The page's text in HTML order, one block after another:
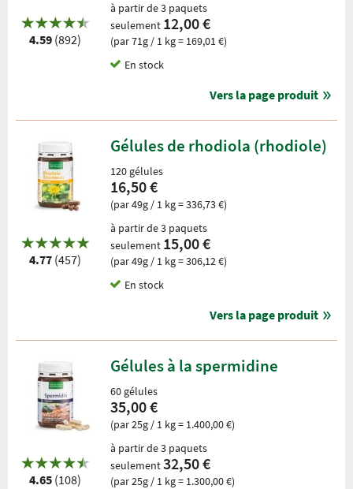
4.59 (892)
à partir de 3 paquets
seulement 12,00 €
(par 71g / 1 kg = 169,01 €)
En stock
Vers la page produit
4.77 (457)
Gélules de rhodiola (rhodiole)
120 gélules
16,50 €
(par 49g / 1 kg = 336,73 €)
à partir de 3 paquets
seulement 15,00 €
(par 49g / 1 kg = 306,12 €)
En stock
Vers la page produit
4.65 (108)
Gélules à la spermidine
60 gélules
35,00 €
(par 25g / 1 kg = 1.400,00 €)
à partir de 3 paquets
seulement32,50 €
(par 25g / 1 kg = 1.300,00 €)